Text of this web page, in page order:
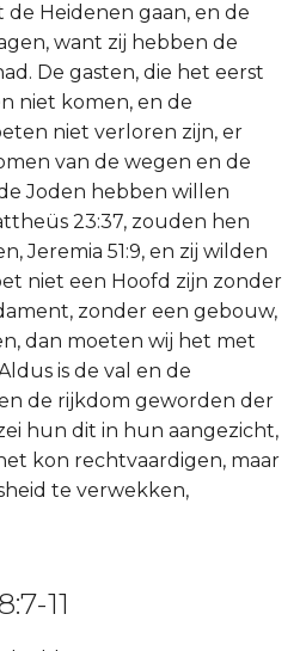
de Heidenen gaan, en de
want zij hebben de
De gasten, die het eerst
niet komen, en de
niet verloren zijn, er
van de wegen en de
Joden hebben willen
23:37, zouden hen
Jeremia 51:9, en zij wilden
niet een Hoofd zijn zonder
zonder een gebouw,
dan moeten wij het met
is de val en de
de rijkdom geworden der
hun dit in hun aangezicht,
kon rechtvaardigen, maar
te verwekken,
11